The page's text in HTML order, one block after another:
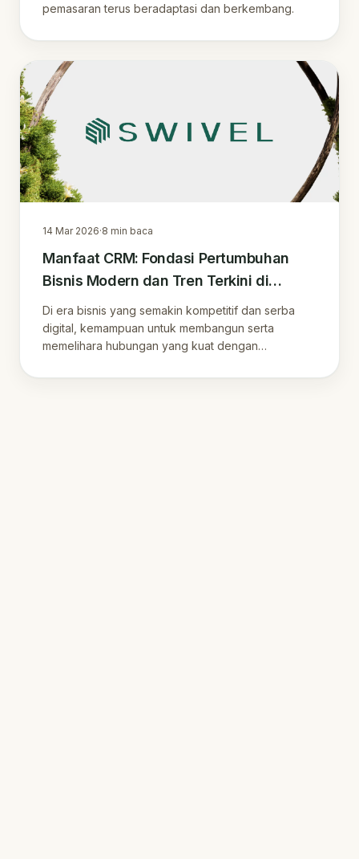
pemasaran terus beradaptasi dan berkembang.
14 Mar 2026·8 min baca
Manfaat CRM: Fondasi Pertumbuhan
Bisnis Modern dan Tren Terkini di
Indonesia
Di era bisnis yang semakin kompetitif dan serba
digital, kemampuan untuk membangun serta
memelihara hubungan yang kuat dengan